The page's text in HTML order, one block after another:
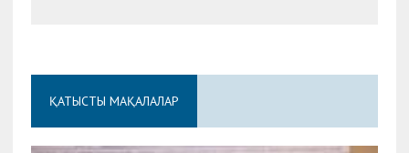
ҚАТЫСТЫ МАҚАЛАЛАР